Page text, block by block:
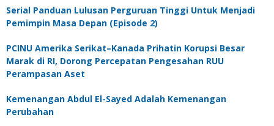
Serial Panduan Lulusan Perguruan Tinggi Untuk Menjadi
Pemimpin Masa Depan (Episode 2)
PCINU Amerika Serikat–Kanada Prihatin Korupsi Besar
Marak di RI, Dorong Percepatan Pengesahan RUU
Perampasan Aset
Kemenangan Abdul El-Sayed Adalah Kemenangan
Perubahan